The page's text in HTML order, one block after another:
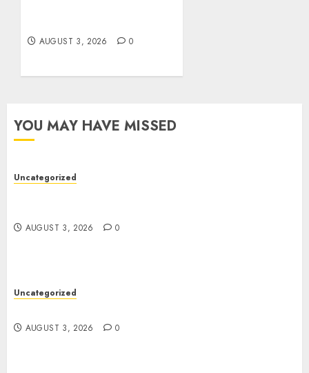
AUGUST 3, 2026 0
YOU MAY HAVE MISSED
Uncategorized
AUGUST 3, 2026 0
Uncategorized
AUGUST 3, 2026 0